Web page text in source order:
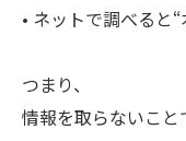
• ネットで調べると
つまり、
情報を取らないこと